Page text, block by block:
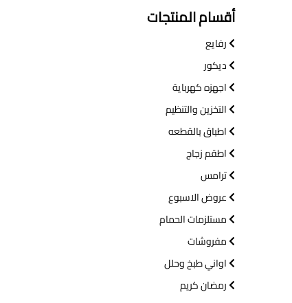
أقسام المنتجات
رفايع
ديكور
اجهزه كهرباية
التخزين والتنظيم
اطباق بالقطعه
اطقم زجاج
ترامس
عروض الاسبوع
مستلزمات الحمام
مفروشات
اواني طبخ وحلل
رمضان كريم